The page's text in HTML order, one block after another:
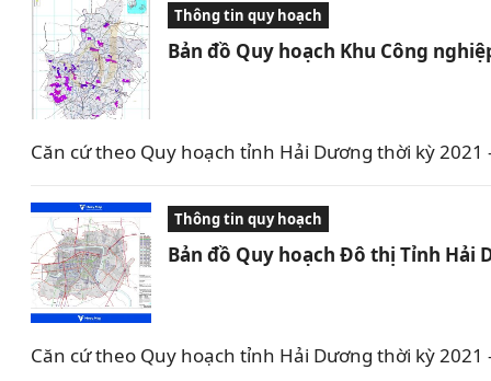
Thông tin quy hoạch
Bản đồ Quy hoạch Khu Công
Căn cứ theo Quy hoạch tỉnh Hải Dương thời kỳ
Thông tin quy hoạch
Bản đồ Quy hoạch Đô thị Tỉnh Hải
Căn cứ theo Quy hoạch tỉnh Hải Dương thời kỳ